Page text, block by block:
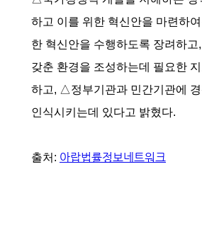
하고 이를 위한 혁신안을 마련하
한 혁신안을 수행하도록 장려하
갖춘 환경을 조성하는데 필요한
하고, △정부기관과 민간기관에
인식시키는데 있다고 밝혔다.
출처: 아랍법률정보네트워크